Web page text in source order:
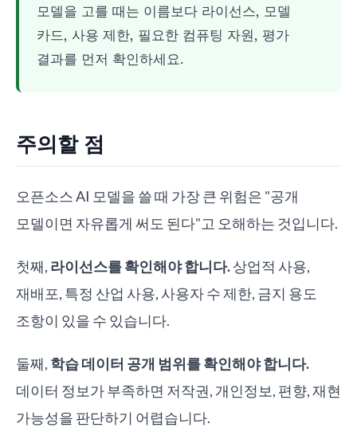
모델을 고를 때는 이름보다 라이선스, 모델
카드, 사용 제한, 필요한 컴퓨팅 자원, 평가
결과를 먼저 확인하세요.
주의할 점
오픈소스 AI 모델을 쓸 때 가장 큰 위험은 "공개
모델이면 자유롭게 써도 된다"고 오해하는 것입니다.
첫째, 라이선스를 확인해야 합니다.상업적 사용,
재배포, 특정 산업 사용, 사용자 수 제한, 금지 용도
조항이 있을 수 있습니다.
둘째, 학습 데이터 공개 범위를 확인해야 합니다.
데이터 정보가 부족하면 저작권, 개인정보, 편향, 재현
가능성을 판단하기 어렵습니다.